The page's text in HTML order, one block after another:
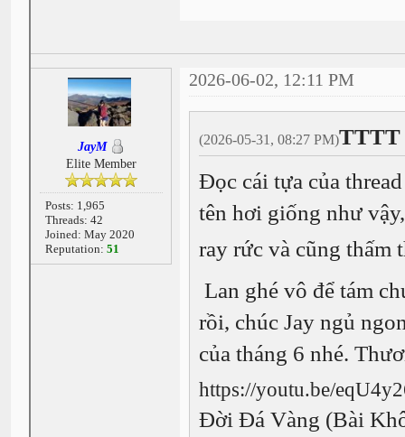
JayM
Elite Member
Posts: 1,965
Threads: 42
Joined: May 2020
Reputation: 51
2026-06-02, 12:11 PM
(2026-05-31, 08:27 PM)TTTT
Đọc cái tựa của
tên hơi giống như
ray rức và cũng thấm
Lan ghé vô để tám
rồi, chúc Jay ngủ
của tháng 6 nhé.
https://youtu.be/
Đời Đá Vàng (Bài